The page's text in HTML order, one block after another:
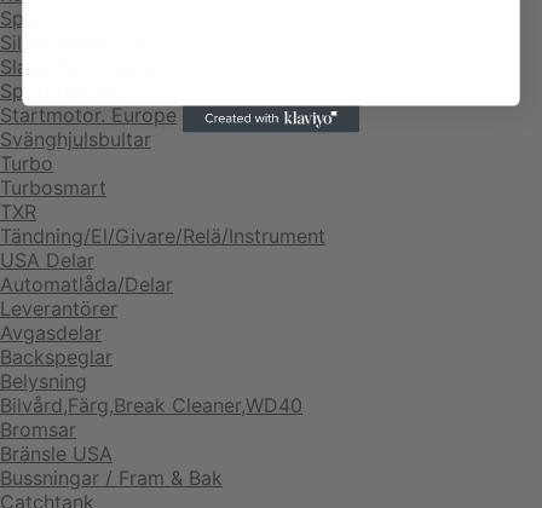
Sparco
Silikonslang / Rör
Slang/Rör/V-band
Sportluftfilter
Startmotor. Europe
Svänghjulsbultar
Turbo
Turbosmart
TXR
Tändning/El/Givare/Relä/Instrument
USA Delar
Automatlåda/Delar
Leverantörer
Avgasdelar
Backspeglar
Belysning
Bilvård,Färg,Break Cleaner,WD40
Bromsar
Bränsle USA
Bussningar / Fram & Bak
Catchtank